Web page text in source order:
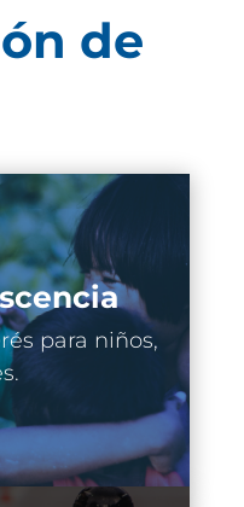
de
para niños,